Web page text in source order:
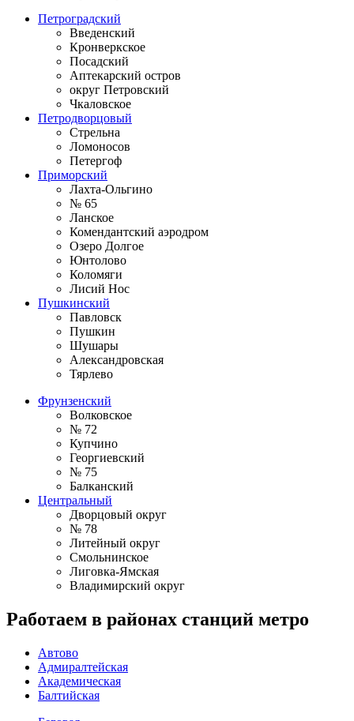
Петроградский
Введенский
Кронверкское
Посадский
Аптекарский остров
округ Петровский
Чкаловское
Петродворцовый
Стрельна
Ломоносов
Петергоф
Приморский
Лахта-Ольгино
№ 65
Ланское
Комендантский аэродром
Озеро Долгое
Юнтолово
Коломяги
Лисий Нос
Пушкинский
Павловск
Пушкин
Шушары
Александровская
Тярлево
Фрунзенский
Волковское
№ 72
Купчино
Георгиевский
№ 75
Балканский
Центральный
Дворцовый округ
№ 78
Литейный округ
Смольнинское
Лиговка-Ямская
Владимирский округ
Работаем в районах станций метро
Автово
Адмиралтейская
Академическая
Балтийская